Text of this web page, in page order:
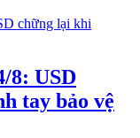
8: USD
tay bảo vệ